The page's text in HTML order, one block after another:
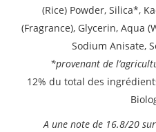
(Rice) Powder, Silica*,
(Fragrance), Glycerin, Aqua
Sodium Anisate,
*provenant de
12% du total des
A une note de 16.8/20